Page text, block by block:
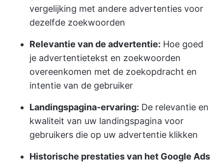
vergelijking met andere advertenties voor
dezelfde zoekwoorden
Relevantie van de advertentie: Hoe goed
je advertentietekst en zoekwoorden
overeenkomen met de zoekopdracht en
intentie van de gebruiker
Landingspagina-ervaring: De relevantie en
kwaliteit van uw landingspagina voor
gebruikers die op uw advertentie klikken
Historische prestaties van het Google Ads